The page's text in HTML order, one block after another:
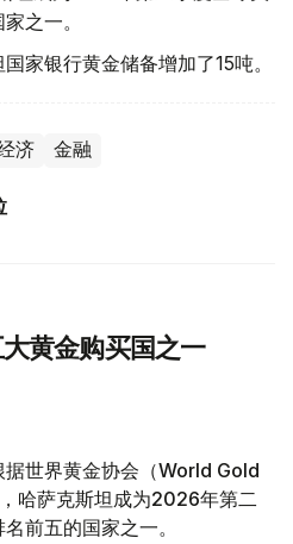
之一。
家银行黄金储备增加了15吨。
济 金融
黄金购买国之一
据世界黄金协会（World Gold
哈萨克斯坦成为2026年第二
前五的国家之一。